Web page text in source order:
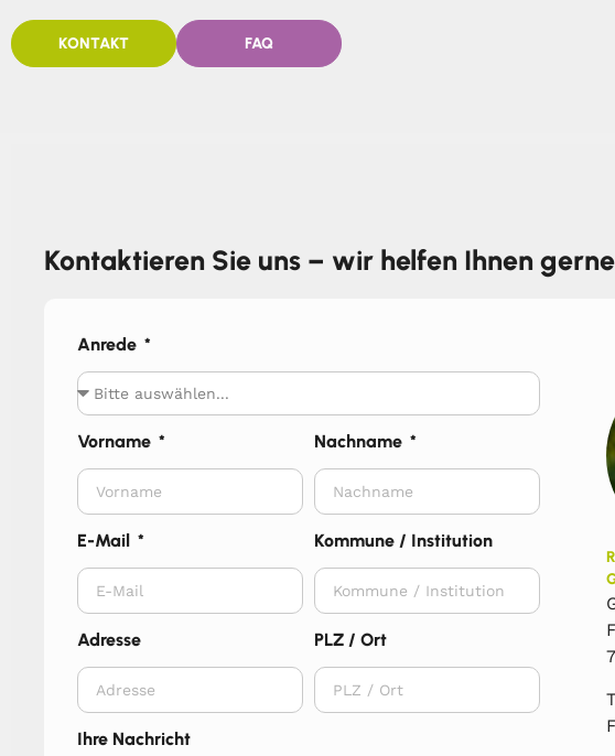
KONTAKT FAQ
Kontaktieren Sie uns – wir helfen Ihnen
Anrede
Vorname Nachname
E-Mail Kommune / Institution
Adresse PLZ / Ort
Ihre Nachricht